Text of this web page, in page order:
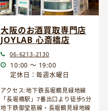
大阪のお酒買取専門店
JOYLAB 心斎橋店
06-6213-2130
10:00 ～ 19:00
定休日：毎週水曜日
アクセス:地下鉄長堀鶴見緑地線
「長堀橋駅」7番出口より徒歩5分
地下鉄御堂筋線・長堀鶴見緑地線